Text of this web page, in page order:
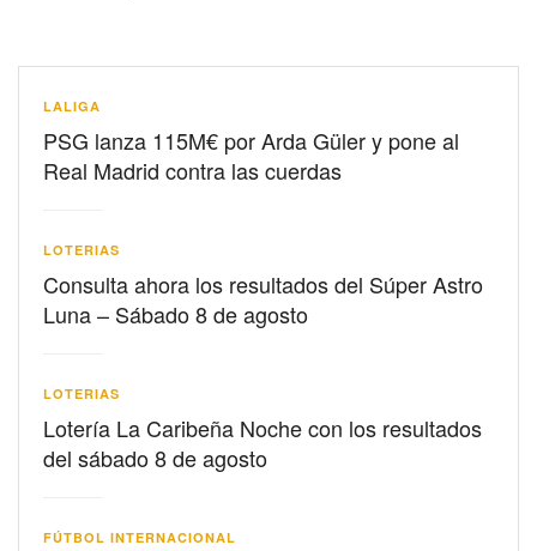
LALIGA
PSG lanza 115M€ por Arda Güler y pone al
Real Madrid contra las cuerdas
LOTERIAS
Consulta ahora los resultados del Súper Astro
Luna – Sábado 8 de agosto
LOTERIAS
Lotería La Caribeña Noche con los resultados
del sábado 8 de agosto
FÚTBOL INTERNACIONAL